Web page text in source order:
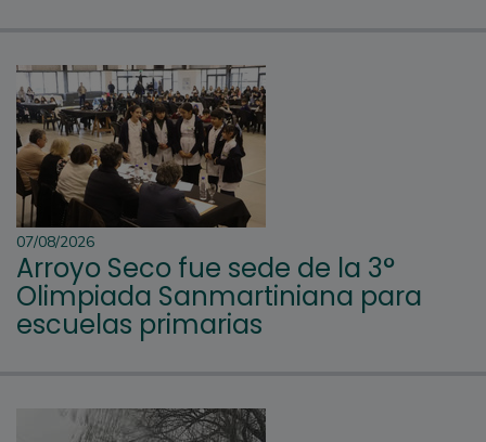
07/08/2026
Arroyo Seco fue sede de la 3°
Olimpiada Sanmartiniana para
escuelas primarias